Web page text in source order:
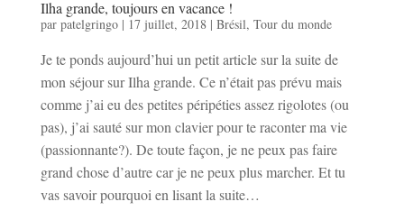
Ilha grande, toujours en vacance !
par patelgringo| 17 juillet, 2018| Brésil, Tour du monde
Je te ponds aujourd’hui un petit article sur la suite de
mon séjour sur Ilha grande. Ce n’était pas prévu mais
comme j’ai eu des petites péripéties assez rigolotes (ou
pas), j’ai sauté sur mon clavier pour te raconter ma vie
(passionnante?). De toute façon, je ne peux pas faire
grand chose d’autre car je ne peux plus marcher. Et tu
vas savoir pourquoi en lisant la suite…